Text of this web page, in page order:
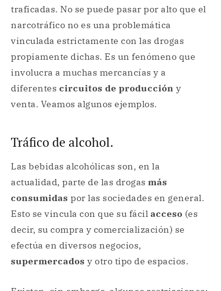
traficadas. No se puede pasar por alto que el
narcotráfico no es una problemática
vinculada estrictamente con las drogas
propiamente dichas. Es un fenómeno que
involucra a muchas mercancías y a
diferentes circuitos de producción y
venta. Veamos algunos ejemplos.
Tráfico de alcohol.
Las bebidas alcohólicas son, en la
actualidad, parte de las drogas más
consumidas por las sociedades en general.
Esto se vincula con que su fácil acceso (es
decir, su compra y comercialización) se
efectúa en diversos negocios,
supermercados y otro tipo de espacios.